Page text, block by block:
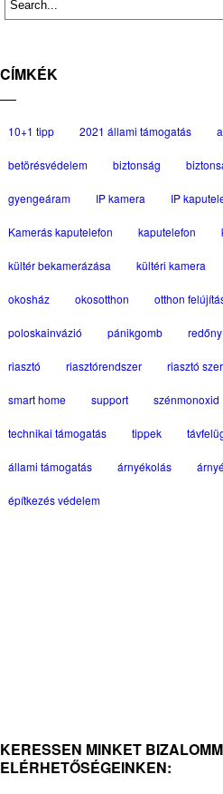
CÍMKÉK
10+1 tipp 2021 állami támogatás
betörésvédelem biztonság
gyengeáram IP kamera IP
Kamerás kaputelefon kaputelefon
kültér bekamerázása kültéri kamera
okosház okosotthon otthon
poloskainvázió pánikgomb redőny
riasztó riasztórendszer riasztó
smart home support szénmonoxid
technikai támogatás tippek
állami támogatás árnyékolás
építkezés védelem
KERESSEN MINKET
ELÉRHETŐSÉGEINKEN: